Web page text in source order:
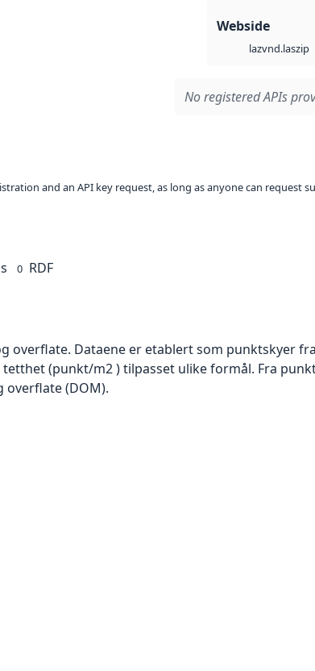
Webside
lazvnd.laszip
No registered APIs
and an API key request, as long as anyone can request
0 RDF
overflate. Dataene er etablert som punktskyer
(punkt/m2 ) tilpasset ulike formål. Fra
overflate (DOM).